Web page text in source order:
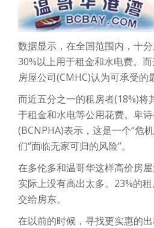
数据显示，在全国范围内，十
30%以上用于租金和水电费。
房屋公司(CMHC)认为可承受的
而近五分之一的租房者(18%)将
于租金和水电等公用花费。卑
(BCNPHA)表示，这是一个“危
们“面临无家可归的风险”。
在多伦多和温哥华这样高价房
实际上没有高出太多。23%的
交给房东。
在以前的时候，寻找更实惠的